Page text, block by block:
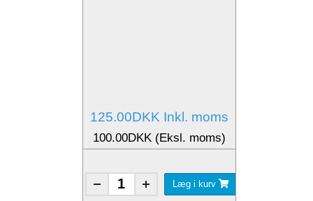
125.00DKK Inkl. moms
100.00DKK (Eksl. moms)
Læg i kurv